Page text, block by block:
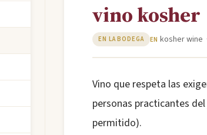
vino kosher
EN LA BODEGA EN kosher wine ·
Vino que respeta las
personas practicantes
permitido).